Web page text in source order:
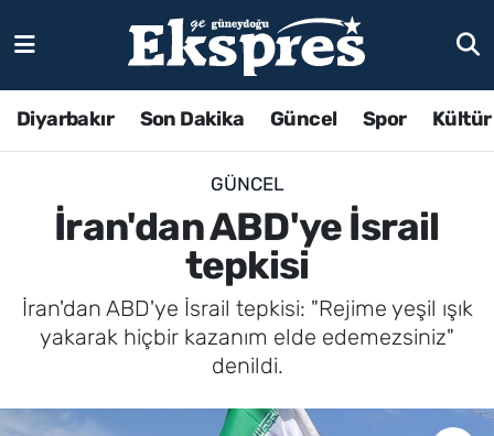
Diyarbakır Son Dakika Güncel Spor
GÜNCEL
İran'dan ABD'ye İsrail
tepkisi
İran'dan ABD'ye İsrail tepkisi: "Rejime yeşil ışık
yakarak hiçbir kazanım elde edemezsiniz"
denildi.